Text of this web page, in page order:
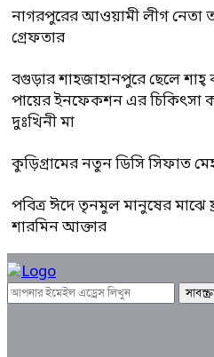
নাগরপুরের আওয়ামী লীগ নেতা
গ্রেফতার
বগুড়ার শাহজাহানপুরে ছেলে শাহ্
পায়ের ইনফেকশন এর চিকিৎসা
দুঃখিনী মা
কুড়িগ্রামের নতুন ডিসি সিফাত
পবিত্র ঈদে তৃনমুল মানুষের মাঝে
শারমিন আক্তার